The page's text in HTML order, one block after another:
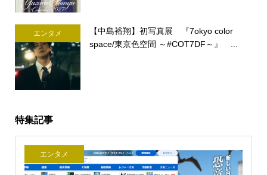
エンタメ
【中島裕翔】初写真展 『7okyo color
space/東京色空間 ～#COT7DF～』 ...
特集記事
エンタメ